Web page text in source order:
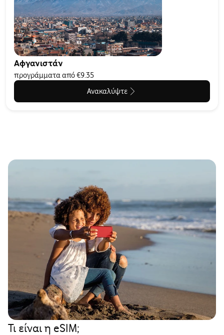
Αφγανιστάν
προγράμματα από €9.35
Ανακαλύψτε
Τι είναι η eSIM;